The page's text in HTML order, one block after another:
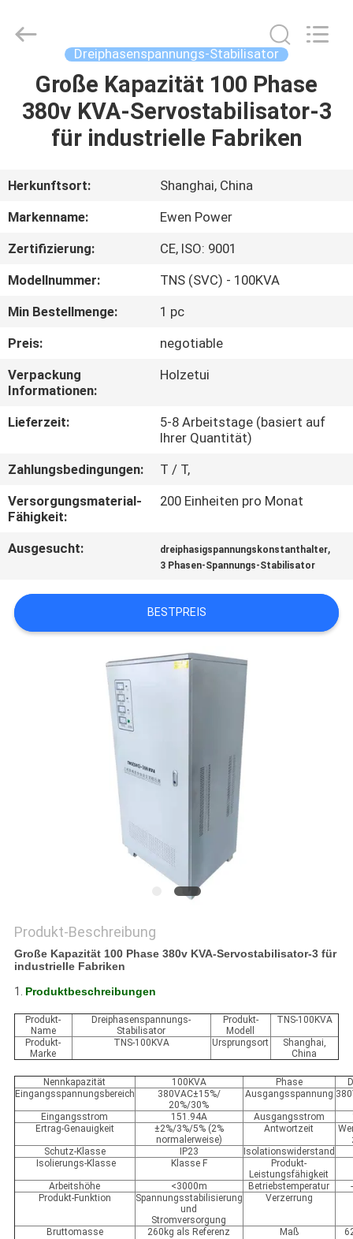
HAUSE
VIDEOS
ÜBER
UNS
WERKSBESICHTIGUNG
QUALITÄTSKONTROLLE
MIT
UNS
NEUIGKEITEN
BITTE
UM
SEITENVERZEICHNIS
DATENSCHUTZ-
BESTIMMUNGEN
(Shanghai)
Equipment
ECER
Dreiphasenspannungs-Stabilisator
Große Kapazität 100 Phase
380v KVA-Servostabilisator-3
für industrielle Fabriken
Herkunftsort:
Shanghai, China
Markenname:
Ewen Power
Zertifizierung:
CE, ISO: 9001
Modellnummer:
TNS (SVC) - 100KVA
Min Bestellmenge:
1 pc
Preis:
negotiable
Verpackung
Informationen:
Holzetui
Lieferzeit:
5-8 Arbeitstage (basiert auf
Ihrer Quantität)
Zahlungsbedingungen:
T / T,
Versorgungsmaterial-
Fähigkeit:
200 Einheiten pro Monat
Ausgesucht: dreiphasigspannungskonstanthalter,
3 Phasen-Spannungs-Stabilisator
BESTPREIS
Produkt-Beschreibung
Große Kapazität 100 Phase 380v KVA-Servostabilisator-3 für
industrielle Fabriken
1. Produktbeschreibungen
Produkt-
Name
Dreiphasenspannungs-
Stabilisator
Produkt-
Modell
TNS-100KVA
Produkt-
Marke
TNS-100KVA Ursprungsort
Shanghai,
China
Nennkapazität 100KVA Phase
Eingangsspannungsbereich
380VAC±15%/
20%/30%
Ausgangsspannung
Eingangsstrom 151.94A Ausgangsstrom
Ertrag-Genauigkeit
±2%/3%/5% (2%
normalerweise)
Antwortzeit
Schutz-Klasse
IP23
Isolationswiderstand
Isolierungs-Klasse
Klasse F
Produkt-
Leistungsfähigkeit
Arbeitshöhe
<3000m Betriebstemperatur
Produkt-Funktion
Spannungsstabilisierung
und
Stromversorgung
Verzerrung
Bruttomasse 260kg als Referenz Maß